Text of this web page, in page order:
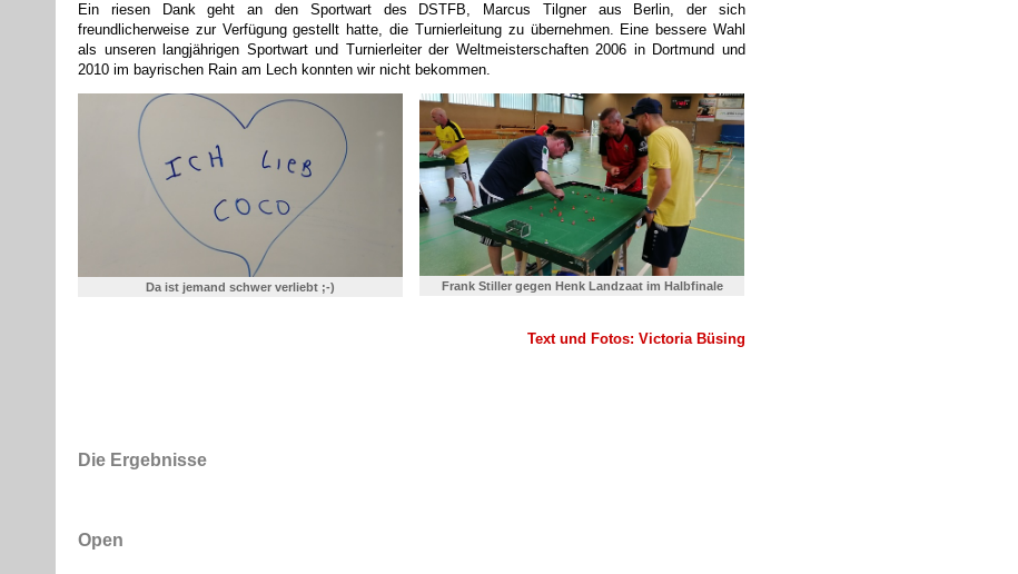
Ein riesen Dank geht an den Sportwart des DSTFB, Marcus Tilgner aus Berlin, der sich
freundlicherweise zur Verfügung gestellt hatte, die Turnierleitung zu übernehmen. Eine bessere Wahl
als unseren langjährigen Sportwart und Turnierleiter der Weltmeisterschaften 2006 in Dortmund und
2010 im bayrischen Rain am Lech konnten wir nicht bekommen.
Da ist jemand schwer verliebt ;-) Frank Stiller gegen Henk Landzaat im Halbfinale
Text und Fotos: Victoria Büsing
Die Ergebnisse
Open